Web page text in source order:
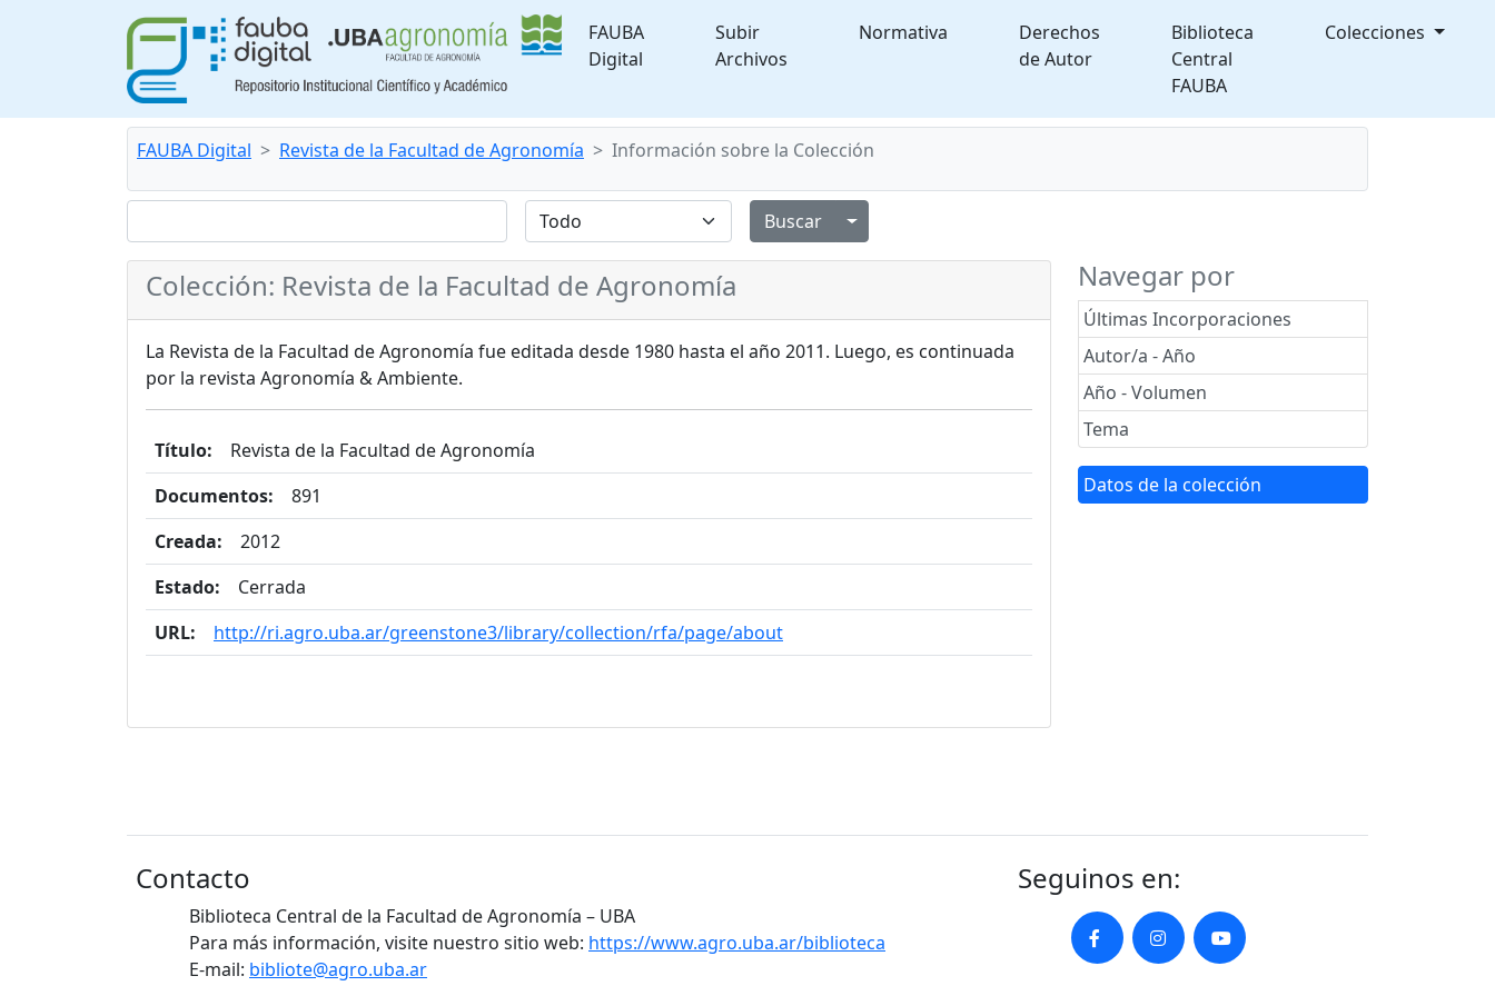
FAUBA
Digital
Subir
Archivos
Normativa
Derechos
de Autor
Biblioteca
Central
FAUBA
Colecciones
FAUBA Digital Revista de la Facultad de Agronomía Información sobre la Colección
Alternar menú desplegable
Colección: Revista de la Facultad de Agronomía
La Revista de la Facultad de Agronomía fue editada desde 1980 hasta el año 2011. Luego, es continuada
por la revista Agronomía & Ambiente.
Título:
Revista de la Facultad de Agronomía
Documentos:
891
Creada:
2012
Estado:
Cerrada
URL:
http://ri.agro.uba.ar/greenstone3/library/collection/rfa/page/about
Navegar por
Últimas Incorporaciones
Autor/a - Año
Año - Volumen
Tema
Datos de la colección
Contacto
Biblioteca Central de la Facultad de Agronomía – UBA
Para más información, visite nuestro sitio web: https://www.agro.uba.ar/biblioteca
E-mail: bibliote@agro.uba.ar
Seguinos en: